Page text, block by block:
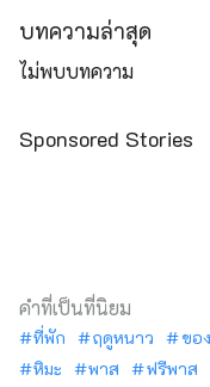
บทความล่าสุด
ไม่พบบทความ
Sponsored Stories
คำที่เป็นที่นิยม
ที่พัก ฤดูหนาว ขอ
หิมะ
พาส ฟรีพาส